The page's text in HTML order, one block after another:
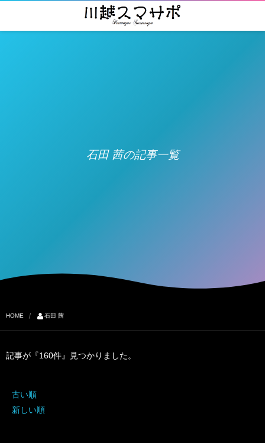
石田 茜の記事一覧
HOME 石田 茜
記事が『160件』見つかりました。
古い順
新しい順